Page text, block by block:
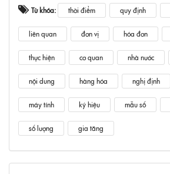
Từ khóa: thời điểm quy định
liên quan đơn vị hóa đơn
thực hiện cơ quan nhà nước
nội dung hàng hóa nghị định
máy tính ký hiệu mẫu số
số lượng gia tăng